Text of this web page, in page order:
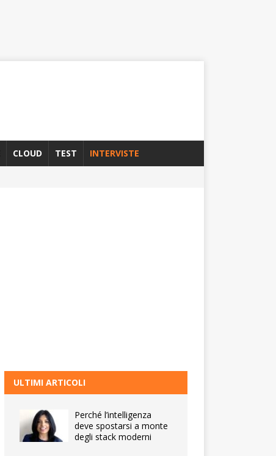
CLOUD TEST INTERVISTE
ULTIMI ARTICOLI
Perché l’intelligenza
deve spostarsi a monte
degli stack moderni